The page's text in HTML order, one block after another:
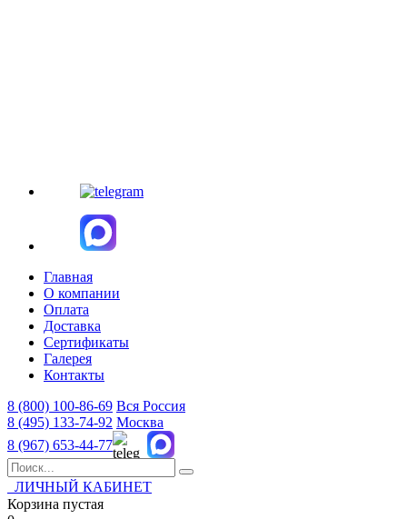
Главная
О компании
Оплата
Доставка
Сертификаты
Галерея
Контакты
8 (800) 100-86-69 Вся Россия
8 (495) 133-74-92 Москва
8 (967) 653-44-77
ЛИЧНЫЙ КАБИНЕТ
Корзина пустая